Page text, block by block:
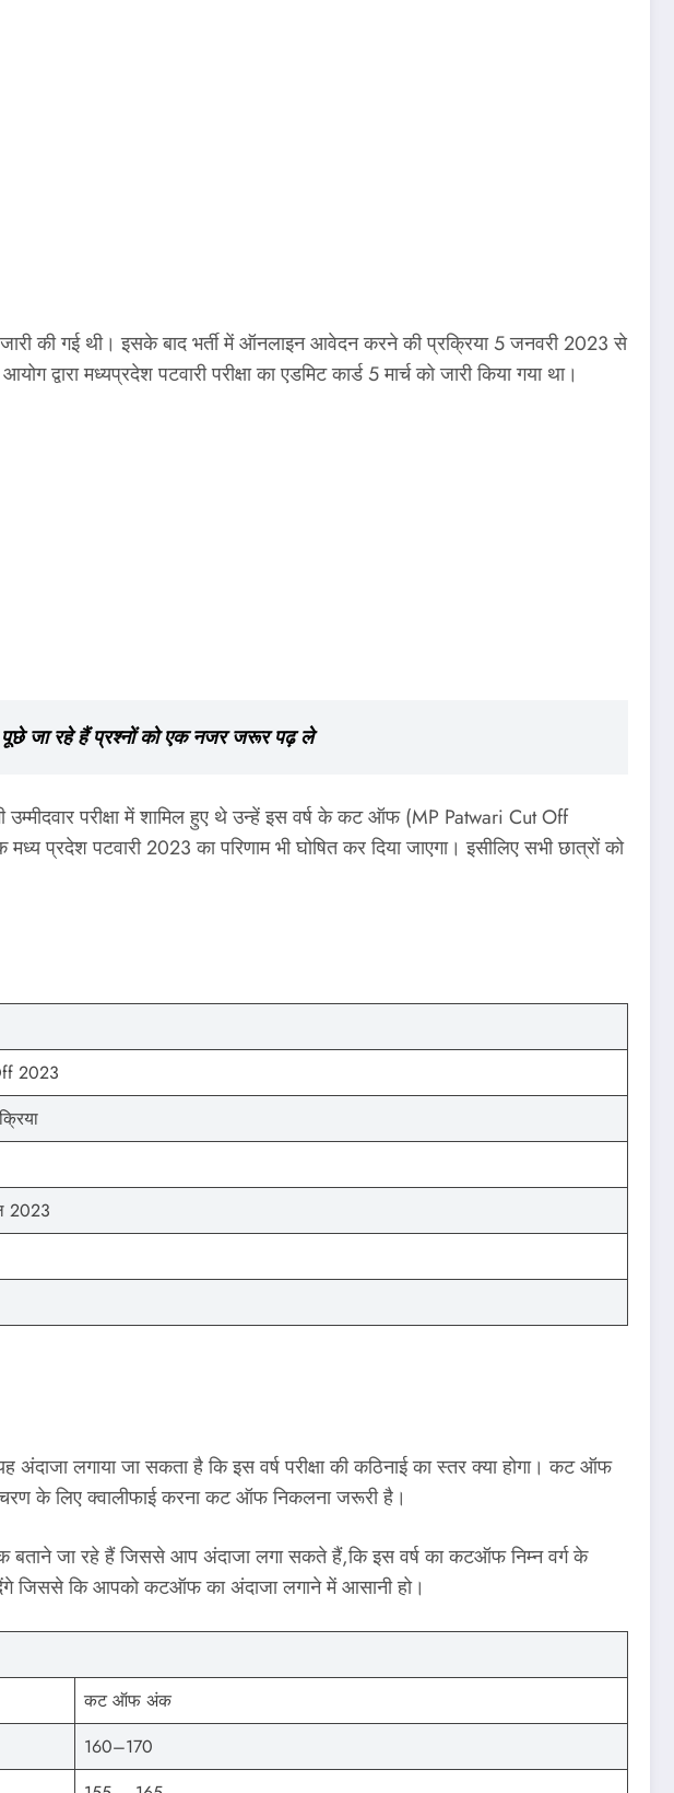
जारी की गई थी। इसके बाद भर्ती में ऑनलाइन आवेदन करने की प्रक्रिया 5 जनवरी 2023 से
मध्यप्रदेश पटवारी परीक्षा का एडमिट कार्ड 5 मार्च को जारी किया गया था।
जा रहे हैं प्रश्नों को एक नजर जरूर पढ़ ले
परीक्षा में शामिल हुए थे उन्हें इस वर्ष के कट ऑफ (MP Patwari Cut Off
प्रदेश पटवारी 2023 का परिणाम भी घोषित कर दिया जाएगा। इसीलिए सभी छात्रों को
2023
2023
लगाया जा सकता है कि इस वर्ष परीक्षा की कठिनाई का स्तर क्या होगा। कट ऑफ
के लिए क्वालीफाई करना कट ऑफ निकलना जरूरी है।
जा रहे हैं जिससे आप अंदाजा लगा सकते हैं,कि इस वर्ष का कटऑफ निम्न वर्ग के
जिससे कि आपको कटऑफ का अंदाजा लगाने में आसानी हो।
कट ऑफ अंक
160–170